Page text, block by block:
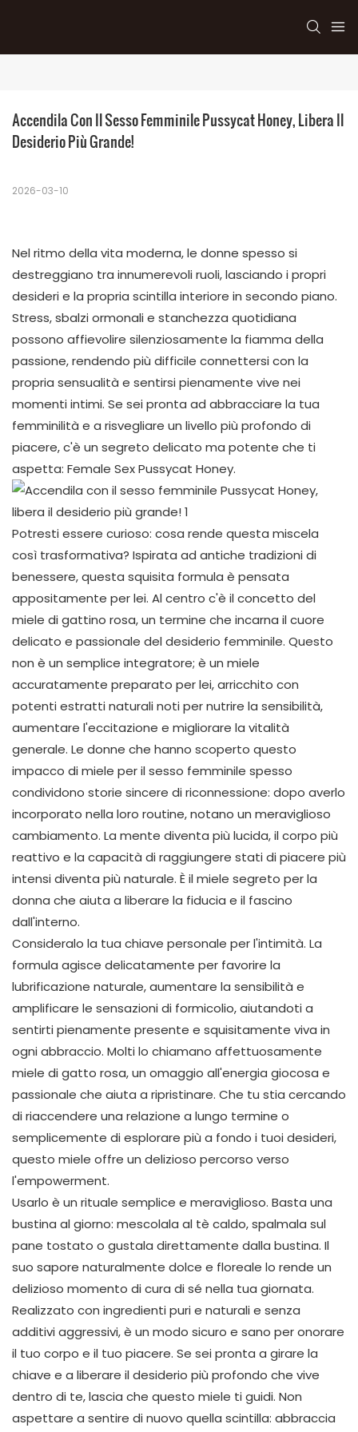
Accendila Con Il Sesso Femminile Pussycat Honey, Libera Il
Desiderio Più Grande!
2026-03-10
Nel ritmo della vita moderna, le donne spesso si
destreggiano tra innumerevoli ruoli, lasciando i propri
desideri e la propria scintilla interiore in secondo piano.
Stress, sbalzi ormonali e stanchezza quotidiana
possono affievolire silenziosamente la fiamma della
passione, rendendo più difficile connettersi con la
propria sensualità e sentirsi pienamente vive nei
momenti intimi. Se sei pronta ad abbracciare la tua
femminilità e a risvegliare un livello più profondo di
piacere, c'è un segreto delicato ma potente che ti
aspetta: Female Sex Pussycat Honey.
Potresti essere curioso: cosa rende questa miscela
così trasformativa? Ispirata ad antiche tradizioni di
benessere, questa squisita formula è pensata
appositamente per lei. Al centro c'è il concetto del
miele di gattino rosa, un termine che incarna il cuore
delicato e passionale del desiderio femminile. Questo
non è un semplice integratore; è un miele
accuratamente preparato per lei, arricchito con
potenti estratti naturali noti per nutrire la sensibilità,
aumentare l'eccitazione e migliorare la vitalità
generale. Le donne che hanno scoperto questo
impacco di miele per il sesso femminile spesso
condividono storie sincere di riconnessione: dopo averlo
incorporato nella loro routine, notano un meraviglioso
cambiamento. La mente diventa più lucida, il corpo più
reattivo e la capacità di raggiungere stati di piacere più
intensi diventa più naturale. È il miele segreto per la
donna che aiuta a liberare la fiducia e il fascino
dall'interno.
Consideralo la tua chiave personale per l'intimità. La
formula agisce delicatamente per favorire la
lubrificazione naturale, aumentare la sensibilità e
amplificare le sensazioni di formicolio, aiutandoti a
sentirti pienamente presente e squisitamente viva in
ogni abbraccio. Molti lo chiamano affettuosamente
miele di gatto rosa, un omaggio all'energia giocosa e
passionale che aiuta a ripristinare. Che tu stia cercando
di riaccendere una relazione a lungo termine o
semplicemente di esplorare più a fondo i tuoi desideri,
questo miele offre un delizioso percorso verso
l'empowerment.
Usarlo è un rituale semplice e meraviglioso. Basta una
bustina al giorno: mescolala al tè caldo, spalmala sul
pane tostato o gustala direttamente dalla bustina. Il
suo sapore naturalmente dolce e floreale lo rende un
delizioso momento di cura di sé nella tua giornata.
Realizzato con ingredienti puri e naturali e senza
additivi aggressivi, è un modo sicuro e sano per onorare
il tuo corpo e il tuo piacere. Se sei pronta a girare la
chiave e a liberare il desiderio più profondo che vive
dentro di te, lascia che questo miele ti guidi. Non
aspettare a sentire di nuovo quella scintilla: abbraccia